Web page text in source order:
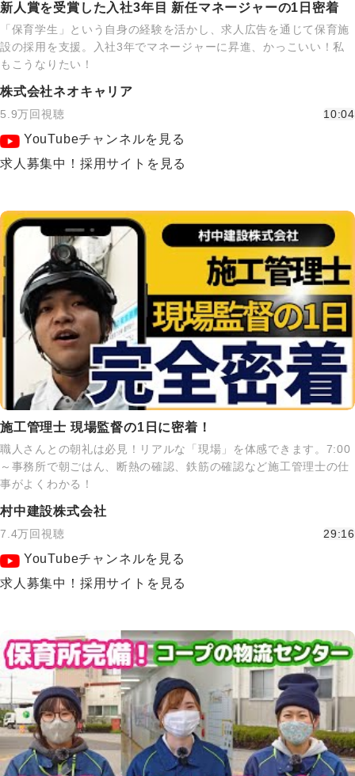
新人賞を受賞した入社3年目 新任マネージャーの1日密着
「保育学生」という自身の経験を活かし、求人広告を通じて保育施
設の採用を支援。入社3年でマネージャーに昇進、かっこいい！私
もこうなりたい！
株式会社ネオキャリア
5.9万回視聴 10:04
YouTubeチャンネルを見る
求人募集中！採用サイトを見る
施工管理士 現場監督の1日に密着！
職人さんとの朝礼は必見！リアルな「現場」を体感できます。7:00
～事務所で朝ごはん、断熱の確認、鉄筋の確認など施工管理士の仕
事がよくわかる！
村中建設株式会社
7.4万回視聴 29:16
YouTubeチャンネルを見る
求人募集中！採用サイトを見る